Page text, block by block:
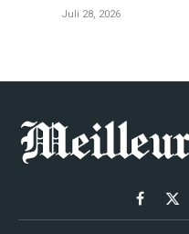
Juli 28, 2026
Facebook
X